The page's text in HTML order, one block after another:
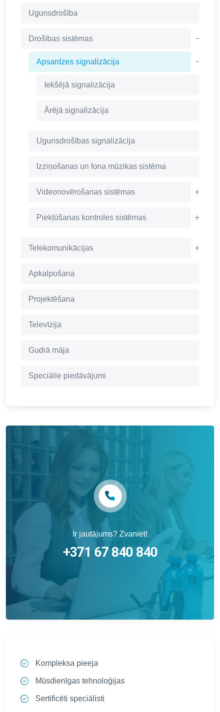
Ugunsdrošība
Drošības sistēmas −
Apsardzes signalizācija −
Iekšējā signalizācija
Ārējā signalizācija
Ugunsdrošības signalizācija
Izziņošanas un fona mūzikas sistēma
Videonovērošanas sistēmas +
Piekļūšanas kontroles sistēmas +
Telekomunikācijas +
Apkalpošana
Projektēšana
Televīzija
Gudrā māja
Speciālie piedāvājumi
Ir jautājums? Zvaniet!
+371 67 840 840
Kompleksa pieeja
Mūsdienīgas tehnoloģijas
Sertificēti speciālisti